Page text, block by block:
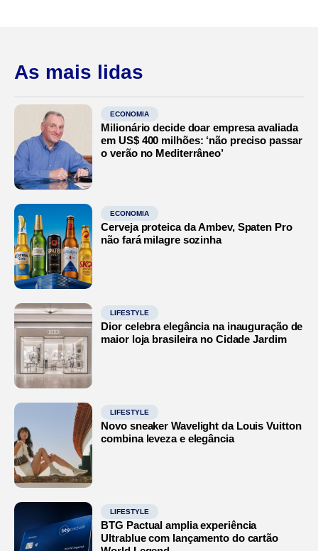
As mais lidas
ECONOMIA
Milionário decide doar empresa avaliada
em US$ 400 milhões: ‘não preciso passar
o verão no Mediterrâneo’
ECONOMIA
Cerveja proteica da Ambev, Spaten Pro
não fará milagre sozinha
LIFESTYLE
Dior celebra elegância na inauguração de
maior loja brasileira no Cidade Jardim
LIFESTYLE
Novo sneaker Wavelight da Louis Vuitton
combina leveza e elegância
LIFESTYLE
BTG Pactual amplia experiência
Ultrablue com lançamento do cartão